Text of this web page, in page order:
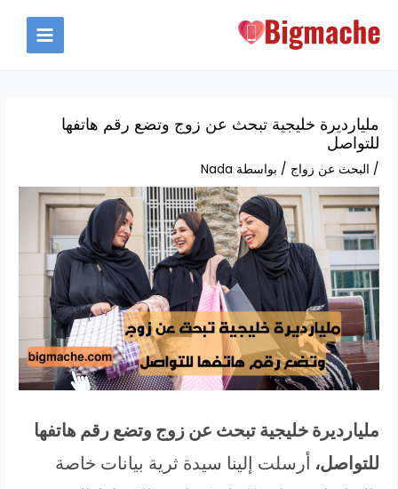
MAIN
مليارديرة خليجية تبحث عن زوج وتضع رقم هاتفها
للتواصل
/ البحث عن زواج / بواسطة Nada
مليارديرة خليجية تبحث عن زوج وتضع رقم هاتفها
للتواصل، أرسلت إلينا سيدة ثرية بيانات خاصة